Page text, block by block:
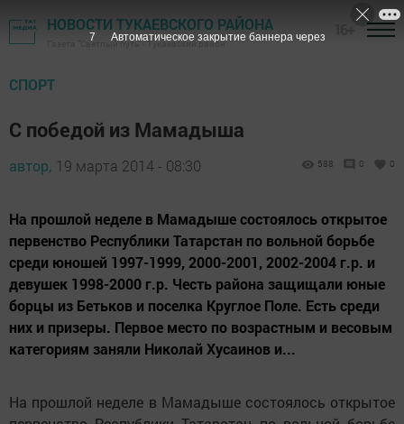
НОВОСТИ ТУКАЕВСКОГО РАЙОНА
Газета "Светлый путь" - Тукаевский район
СПОРТ
С победой из Мамадыша
автор, 19 марта 2014 - 08:30 588 0 0
На прошлой неделе в Мамадыше состоялось открытое
первенство Республики Татарстан по вольной борьбе
среди юношей 1997-1999, 2000-2001, 2002-2004 г.р. и
девушек 1998-2000 г.р. Честь района защищали юные
борцы из Бетьков и поселка Круглое Поле. Есть среди
них и призеры. Первое место по возрастным и весовым
категориям заняли Николай Хусаинов и...
На прошлой неделе в Мамадыше состоялось открытое
6 Автоматическое закрытие баннера через